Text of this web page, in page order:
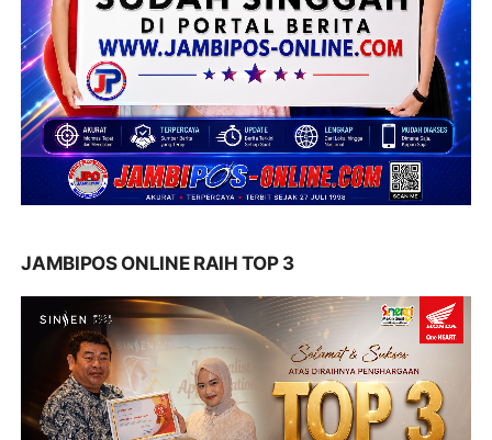
JAMBIPOS ONLINE RAIH TOP 3